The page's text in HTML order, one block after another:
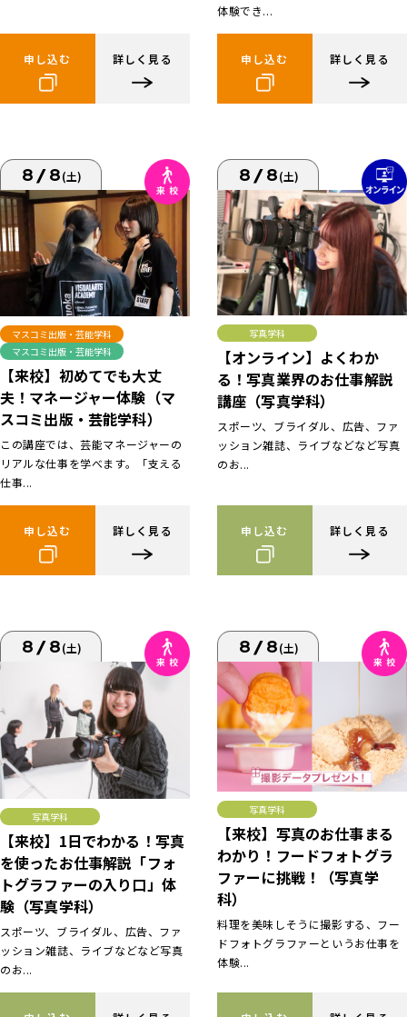
申し込む 詳しく見る
体験でき...
申し込む 詳しく見る
8/8(土)
マスコミ出版・芸能学科
マスコミ出版・芸能学科
【来校】初めてでも大丈
夫！マネージャー体験（マ
スコミ出版・芸能学科）
この講座では、芸能マネージャーの
リアルな仕事を学べます。「支える
仕事...
申し込む 詳しく見る
8/8(土)
写真学科
【オンライン】よくわか
る！写真業界のお仕事解説
講座（写真学科）
スポーツ、ブライダル、広告、ファ
ッション雑誌、ライブなどなど写真
のお...
申し込む 詳しく見る
8/8(土)
写真学科
【来校】1日でわかる！写真
を使ったお仕事解説「フォ
トグラファーの入り口」体
験（写真学科）
スポーツ、ブライダル、広告、ファ
ッション雑誌、ライブなどなど写真
のお...
8/8(土)
写真学科
【来校】写真のお仕事まる
わかり！フードフォトグラ
ファーに挑戦！（写真学
科）
料理を美味しそうに撮影する、フー
ドフォトグラファーというお仕事を
体験...